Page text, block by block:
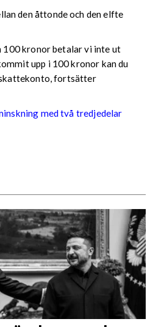
den åttonde och den elfte
100 kronor betalar vi inte ut
upp i 100 kronor kan du
fortsätter
med två tredjedelar